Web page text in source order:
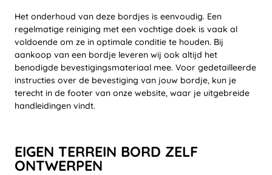
Het onderhoud van deze bordjes is eenvoudig. Een
regelmatige reiniging met een vochtige doek is vaak al
voldoende om ze in optimale conditie te houden. Bij
aankoop van een bordje leveren wij ook altijd het
benodigde bevestigingsmateriaal mee. Voor gedetailleerde
instructies over de bevestiging van jouw bordje, kun je
terecht in de footer van onze website, waar je uitgebreide
handleidingen vindt.
EIGEN TERREIN BORD ZELF
ONTWERPEN